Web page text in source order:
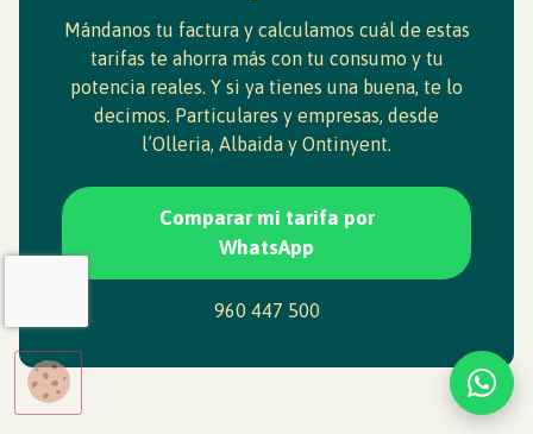
Mándanos tu factura y calculamos cuál de estas
tarifas te ahorra más con tu consumo y tu
potencia reales. Y si ya tienes una buena, te lo
decimos. Particulares y empresas, desde
l’Olleria, Albaida y Ontinyent.
Comparar mi tarifa por
WhatsApp
960 447 500